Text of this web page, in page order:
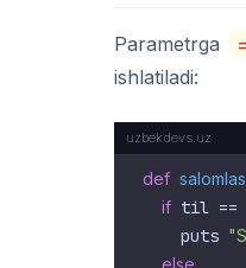
Parametrga =
ishlatiladi:
def
if til ==
    puts
else